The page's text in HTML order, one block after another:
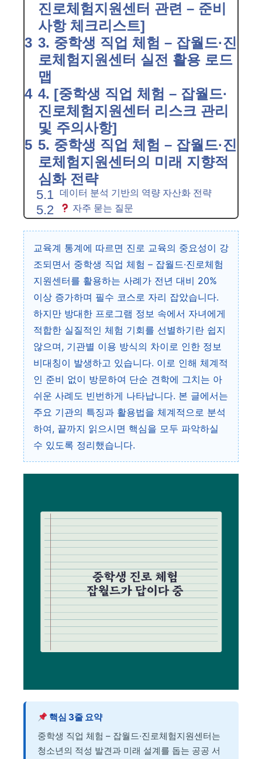
진로체험지원센터 관련 – 준비
사항 체크리스트]
3. 중학생 직업 체험 – 잡월드·진
로체험지원센터 실전 활용 로드
맵
4. [중학생 직업 체험 – 잡월드·
진로체험지원센터 리스크 관리
및 주의사항]
5. 중학생 직업 체험 – 잡월드·진
로체험지원센터의 미래 지향적
심화 전략
데이터 분석 기반의 역량 자산화 전략
자주 묻는 질문
교육계 통계에 따르면 진로 교육의 중요성이 강
조되면서 중학생 직업 체험 – 잡월드·진로체험
지원센터를 활용하는 사례가 전년 대비 20%
이상 증가하며 필수 코스로 자리 잡았습니다.
하지만 방대한 프로그램 정보 속에서 자녀에게
적합한 실질적인 체험 기회를 선별하기란 쉽지
않으며, 기관별 이용 방식의 차이로 인한 정보
비대칭이 발생하고 있습니다. 이로 인해 체계적
인 준비 없이 방문하여 단순 견학에 그치는 아
쉬운 사례도 빈번하게 나타납니다. 본 글에서는
주요 기관의 특징과 활용법을 체계적으로 분석
하여, 끝까지 읽으시면 핵심을 모두 파악하실
수 있도록 정리했습니다.
핵심 3줄 요약
중학생 직업 체험 – 잡월드·진로체험지원센터는
청소년의 적성 발견과 미래 설계를 돕는 공공 서